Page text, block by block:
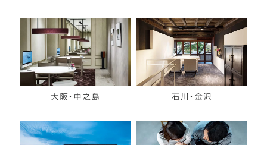
大阪・中之島 石川・金沢